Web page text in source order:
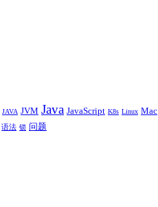
JAVA JVM Java JavaScript K8s Linux Mac
语法 锁 问题